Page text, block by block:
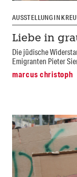
AUSSTELLUNG IN
Liebe in
Die jüdische
Emigranten Pieter
marcus christoph